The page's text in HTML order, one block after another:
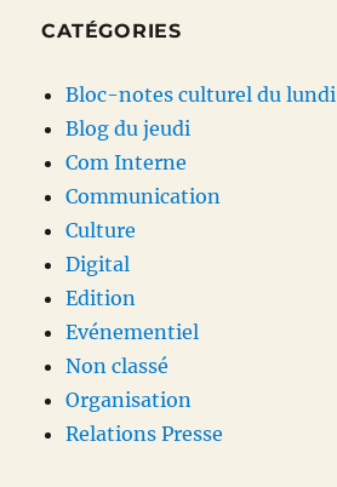
CATÉGORIES
Bloc-notes culturel du lundi
Blog du jeudi
Com Interne
Communication
Culture
Digital
Edition
Evénementiel
Non classé
Organisation
Relations Presse